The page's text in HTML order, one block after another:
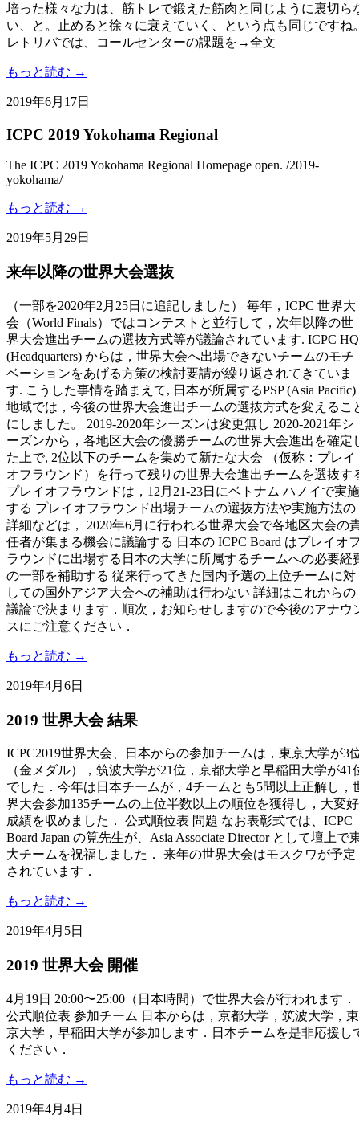
培った様々な力は、筋トレで鍛えた筋肉と同じように裏切ら
い、と。止めると徐々に衰えていく、という点も同じですね
レトリバでは、コールセンターの課題を→全文
もっと読む →
2019年6月17日
ICPC 2019 Yokohama Regional
The ICPC 2019 Yokohama Regional Homepage open. /2019-
yokohama/
もっと読む →
2019年5月29日
来年以降の世界大会選抜
（一部を2020年2月25日に追記しました） 毎年，ICPC 世界大
会（World Finals）ではコンテストと並行して，次年以降の世
界大会進出チームの選抜方式等が議論されています. ICPC HQ
(Headquarters) からは，世界大会へ出場できないチームのモチ
ベーションをあげる方策の検討要請が繰り返されてきていま
す. こうした事情を踏まえて, 日本が所属するPSP (Asia Pacific)
地域では，今後の世界大会進出チームの選抜方式を変えるこ
にしました。 2019-2020年シーズンは変更無し 2020-2021年シ
ーズンから，各地区大会の優勝チームの世界大会進出を確定
た上で, 2位以下のチームを集めて新たな大会 （仮称：プレイ
オフラウンド）を行って残りの世界大会進出チームを選抜す
プレイオフラウンドは，12月21-23日にベトナム ハノイで実施
する プレイオフラウンド出場チームの選抜方法や実施方法の
詳細などは， 2020年6月に行われる世界大会で各地区大会の
任者が集まる機会に議論する 日本の ICPC Board はプレイオ
ラウンドに出場する日本の大学に所属するチームへの必要経
の一部を補助する 従来行ってきた国内予選の上位チームに対
しての国外アジア大会への補助は行わない 詳細はこれからの
議論で決まります．順次，お知らせしますので今後のアナウ
スにご注意ください．
もっと読む →
2019年4月6日
2019 世界大会 結果
ICPC2019世界大会、日本からの参加チームは，東京大学が3
（金メダル），筑波大学が21位，京都大学と早稲田大学が41
でした．今年は日本チームが，4チームとも5問以上正解し，
界大会参加135チームの上位半数以上の順位を獲得し，大変好
成績を収めました． 公式順位表 問題 なお表彰式では、ICPC
Board Japan の筧先生が、Asia Associate Director として壇上で
大チームを祝福しました． 来年の世界大会はモスクワが予定
されています．
もっと読む →
2019年4月5日
2019 世界大会 開催
4月19日 20:00〜25:00（日本時間）で世界大会が行われます．
公式順位表 参加チーム 日本からは，京都大学，筑波大学，東
京大学，早稲田大学が参加します．日本チームを是非応援し
ください．
もっと読む →
2019年4月4日